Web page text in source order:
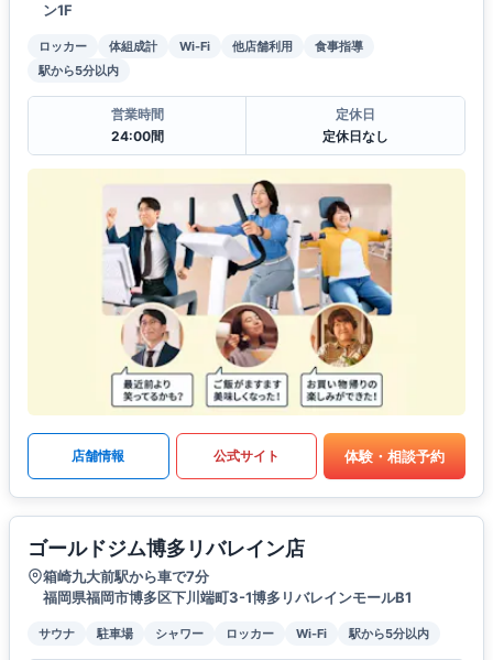
ン1F
ロッカー 体組成計 Wi-Fi 他店舗利用
食事指導
駅から5分以内
営業時間
24:00間
定休日
定休日なし
店舗情報 公式サイト 体験・相談予約
ゴールドジム博多リバレイン店
箱崎九大前駅から車で7分
福岡県福岡市博多区下川端町3-1博多リバレインモールB1
サウナ 駐車場 シャワー ロッカー Wi-Fi 駅から5分以内